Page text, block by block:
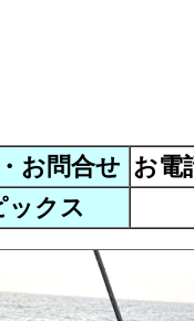
お問合せ お電
ックス